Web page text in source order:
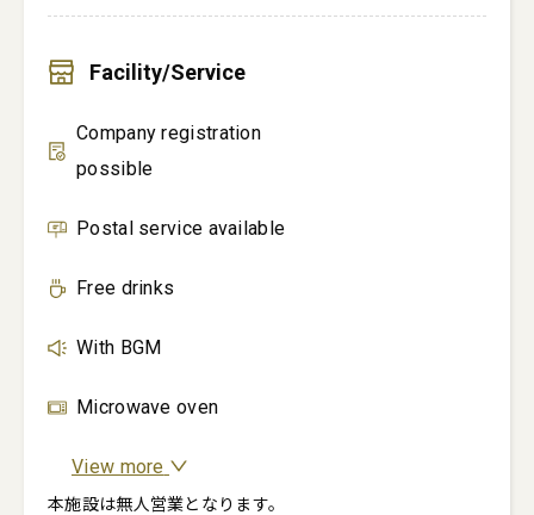
Facility/Service
Company registration
possible
Postal service available
Free drinks
With BGM
Microwave oven
View more
本施設は無人営業となります。